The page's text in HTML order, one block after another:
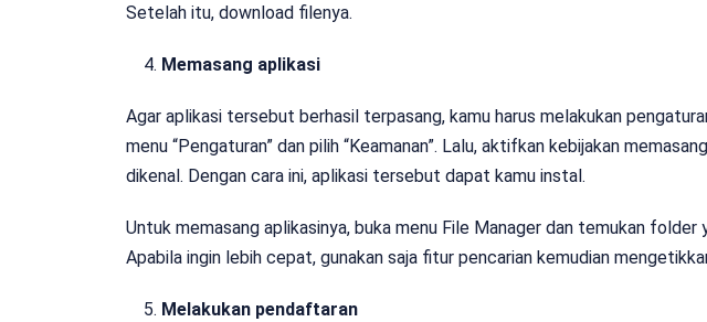
Setelah itu, download filenya.
Memasang aplikasi
Agar aplikasi tersebut berhasil terpasang, kamu harus melakukan
menu “Pengaturan” dan pilih “Keamanan”. Lalu, aktifkan kebijakan
dikenal. Dengan cara ini, aplikasi tersebut dapat kamu instal.
Untuk memasang aplikasinya, buka menu File Manager dan temukan
Apabila ingin lebih cepat, gunakan saja fitur pencarian kemudian
Melakukan pendaftaran